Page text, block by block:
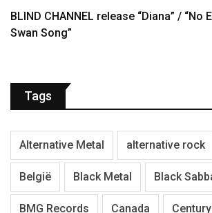
BLIND CHANNEL release “Diana” / “No
Swan Song”
Tags
Alternative Metal alternative rock
België Black Metal Black
BMG Records Canada